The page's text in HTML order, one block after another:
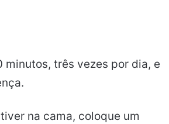
minutos, três vezes por dia, e
na cama, coloque um